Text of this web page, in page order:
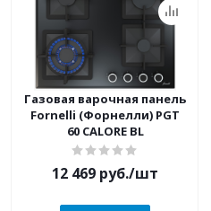
Газовая варочная панель
Fornelli (Форнелли) PGT
60 CALORE BL
12 469 руб./шт